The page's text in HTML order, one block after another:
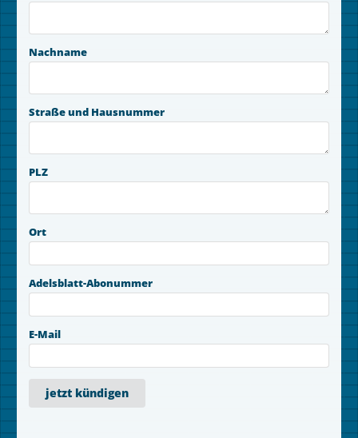
Nachname
Straße und Hausnummer
PLZ
Ort
Adelsblatt-Abonummer
E-Mail
jetzt kündigen